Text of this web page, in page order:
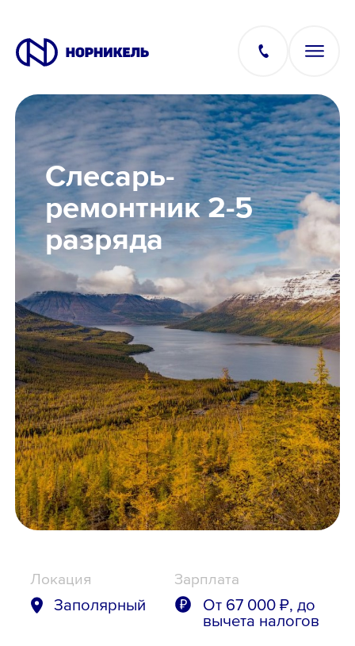
Вакансии
Производство
Офис
IT
Студентам
Школьникам
Локации
8 800 700-19-43
Слесарь-
ремонтник 2-5
разряда
Локация
Заполярный
Зарплата
От 67 000 ₽, до
вычета налогов